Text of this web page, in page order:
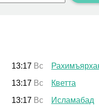
13:17 Вс
13:17 Вс
13:17 Вс
Кветта
Исламабад